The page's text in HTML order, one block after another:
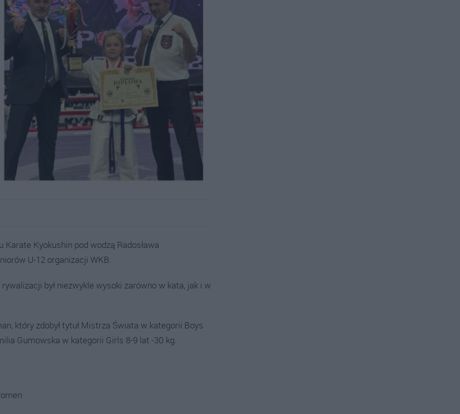
Kyokushin pod wodzą Radosława
U-12 organizacji WKB.
był niezwykle wysoki zarówno w kata, jak i w
który zdobył tytuł Mistrza Świata w kategorii Boys
Gumowska w kategorii Girls 8-9 lat -30 kg.